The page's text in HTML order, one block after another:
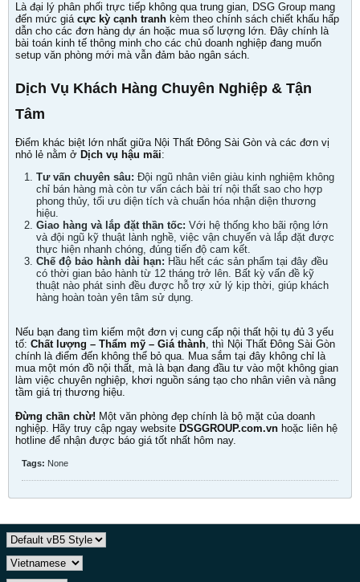
Là đại lý phân phối trực tiếp không qua trung gian, DSG Group mang
đến mức giá cực kỳ cạnh tranh kèm theo chính sách chiết khấu hấp
dẫn cho các đơn hàng dự án hoặc mua số lượng lớn. Đây chính là
bài toán kinh tế thông minh cho các chủ doanh nghiệp đang muốn
setup văn phòng mới mà vẫn đảm bảo ngân sách.
Dịch Vụ Khách Hàng Chuyên Nghiệp & Tận
Tâm
Điểm khác biệt lớn nhất giữa Nội Thất Đông Sài Gòn và các đơn vị
nhỏ lẻ nằm ở Dịch vụ hậu mãi:
Tư vấn chuyên sâu: Đội ngũ nhân viên giàu kinh nghiệm không
chỉ bán hàng mà còn tư vấn cách bài trí nội thất sao cho hợp
phong thủy, tối ưu diện tích và chuẩn hóa nhận diện thương
hiệu.
Giao hàng và lắp đặt thần tốc: Với hệ thống kho bãi rộng lớn
và đội ngũ kỹ thuật lành nghề, việc vận chuyển và lắp đặt được
thực hiện nhanh chóng, đúng tiến độ cam kết.
Chế độ bảo hành dài hạn: Hầu hết các sản phẩm tại đây đều
có thời gian bảo hành từ 12 tháng trở lên. Bất kỳ vấn đề kỹ
thuật nào phát sinh đều được hỗ trợ xử lý kịp thời, giúp khách
hàng hoàn toàn yên tâm sử dụng.
Nếu bạn đang tìm kiếm một đơn vị cung cấp nội thất hội tụ đủ 3 yếu
tố: Chất lượng – Thẩm mỹ – Giá thành, thì Nội Thất Đông Sài Gòn
chính là điểm đến không thể bỏ qua. Mua sắm tại đây không chỉ là
mua một món đồ nội thất, mà là bạn đang đầu tư vào một không gian
làm việc chuyên nghiệp, khơi nguồn sáng tạo cho nhân viên và nâng
tầm giá trị thương hiệu.
Đừng chần chừ! Một văn phòng đẹp chính là bộ mặt của doanh
nghiệp. Hãy truy cập ngay website DSGGROUP.com.vn hoặc liên hệ
hotline để nhận được báo giá tốt nhất hôm nay.
Tags: None